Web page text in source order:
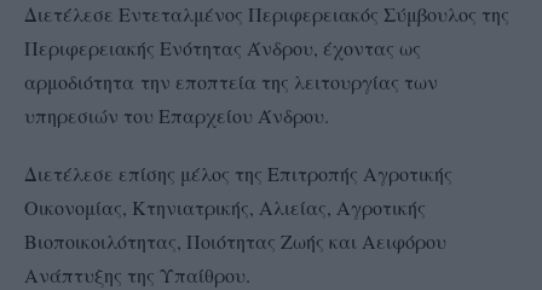
Διετέλεσε Εντεταλμένος Περιφερειακός Σύμβουλος της
Περιφερειακής Ενότητας Άνδρου, έχοντας ως
αρμοδιότητα την εποπτεία της λειτουργίας των
υπηρεσιών του Επαρχείου Άνδρου.
Διετέλεσε επίσης μέλος της Επιτροπής Αγροτικής
Οικονομίας, Κτηνιατρικής, Αλιείας, Αγροτικής
Βιοποικοιλότητας, Ποιότητας Ζωής και Αειφόρου
Ανάπτυξης της Υπαίθρου.